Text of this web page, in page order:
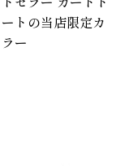
ートの当店限定カ
ラー